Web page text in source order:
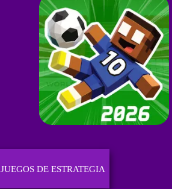
JUEGOS DE ESTRATEGIA